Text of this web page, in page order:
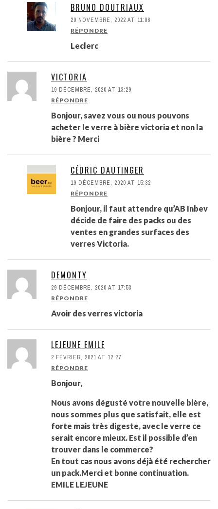
BRUNO DOUTRIAUX
20 NOVEMBRE, 2022 AT 11:06
RÉPONDRE
Leclerc
VICTORIA
19 DÉCEMBRE, 2020 AT 13:29
RÉPONDRE
Bonjour, savez vous ou nous pouvons
acheter le verre à bière victoria et non la
bière ? Merci
CÉDRIC DAUTINGER
19 DÉCEMBRE, 2020 AT 15:32
RÉPONDRE
Bonjour, il faut attendre qu’AB Inbev
décide de faire des packs ou des
ventes en grandes surfaces des
verres Victoria.
DEMONTY
29 DÉCEMBRE, 2020 AT 17:53
RÉPONDRE
Avoir des verres victoria
LEJEUNE EMILE
2 FÉVRIER, 2021 AT 12:27
RÉPONDRE
Bonjour,
Nous avons dégusté votre nouvelle bière,
nous sommes plus que satisfait, elle est
forte mais très digeste, avec le verre ce
serait encore mieux. Est il possible d’en
trouver dans le commerce?
En tout cas nous avons déjà été rechercher
un pack.Merci et bonne continuation.
EMILE LEJEUNE